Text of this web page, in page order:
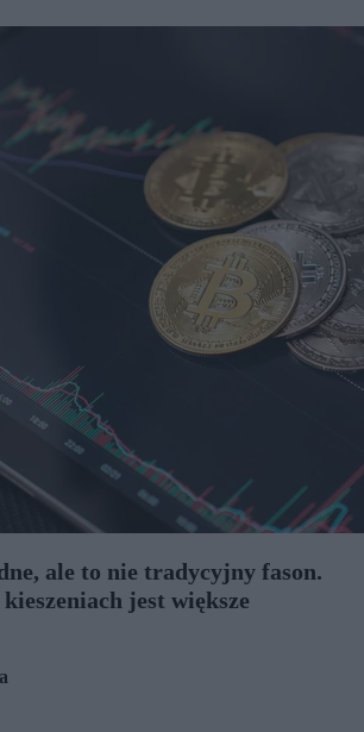
ale to nie tradycyjny fason.
jest większe